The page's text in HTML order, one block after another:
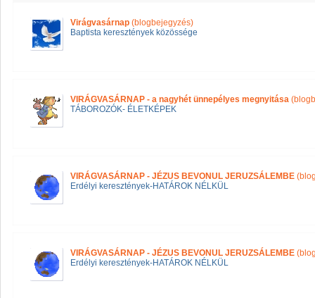
Virágvasárnap (blogbejegyzés)
Baptista keresztények közössége
VIRÁGVASÁRNAP - a nagyhét ünnepélyes megnyitása
TÁBOROZÓK- ÉLETKÉPEK
VIRÁGVASÁRNAP - JÉZUS BEVONUL JERUZSÁLEMBE
Erdélyi keresztények-HATÁROK NÉLKÜL
VIRÁGVASÁRNAP - JÉZUS BEVONUL JERUZSÁLEMBE
Erdélyi keresztények-HATÁROK NÉLKÜL